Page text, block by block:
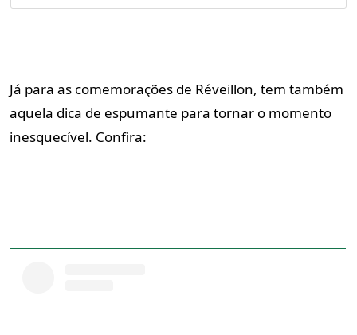
Já para as comemorações de Réveillon, tem também
aquela dica de espumante para tornar o momento
inesquecível. Confira: